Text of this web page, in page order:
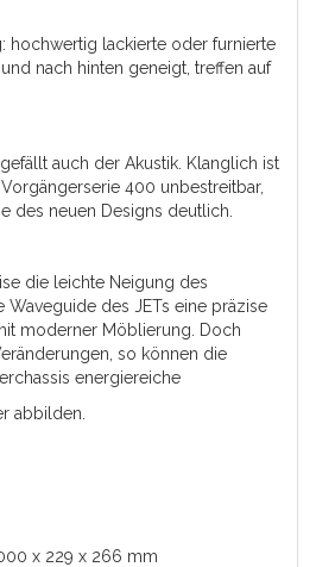
hochwertig lackierte oder furnierte
nach hinten geneigt, treffen auf
auch der Akustik. Klanglich ist
400 unbestreitbar,
des neuen Designs deutlich.
die leichte Neigung des
Waveguide des JETs eine präzise
moderner Möblierung. Doch
so können die
energiereiche
abbilden.
x 229 x 266 mm